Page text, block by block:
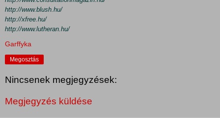
http://www.blush.hu/
http://xfree.hu/
http://www.lutheran.hu/
Garffyka
Megosztás
Nincsenek megjegyzések:
Megjegyzés küldése